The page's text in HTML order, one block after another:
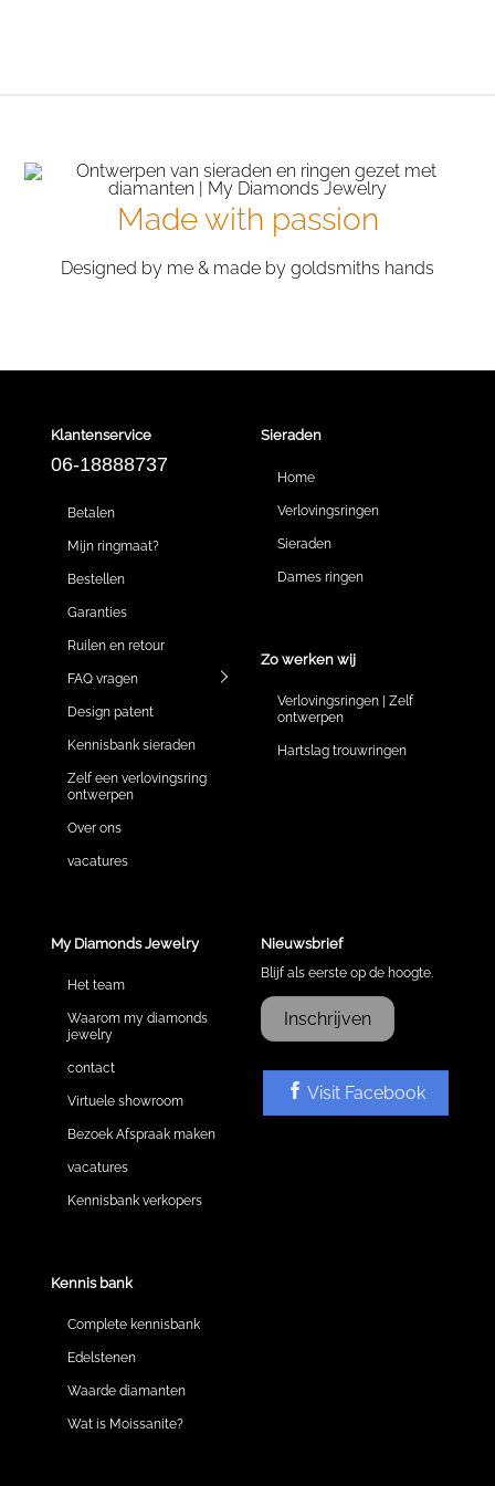
Made with passion
Designed by me & made by goldsmiths hands
Klantenservice
06-18888737
Betalen
Mijn ringmaat?
Bestellen
Garanties
Ruilen en retour
FAQ vragen
Design patent
Kennisbank sieraden
Zelf een verlovingsring
ontwerpen
Over ons
vacatures
Sieraden
Home
Verlovingsringen
Sieraden
Dames ringen
Zo werken wij
Verlovingsringen | Zelf
ontwerpen
Hartslag trouwringen
My Diamonds Jewelry
Het team
Waarom my diamonds
jewelry
contact
Virtuele showroom
Bezoek Afspraak maken
vacatures
Kennisbank verkopers
Kennis bank
Complete kennisbank
Edelstenen
Waarde diamanten
Wat is Moissanite?
Nieuwsbrief
Blijf als eerste op de hoogte.
Inschrijven
Visit Facebook